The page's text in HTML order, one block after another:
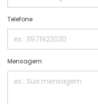
Telefone
Mensagem